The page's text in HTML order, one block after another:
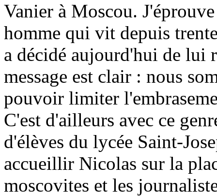
Vanier à Moscou.
homme qui vit depuis
a décidé aujourd'hui de lui
message est clair : nous
pouvoir limiter
C'est d'ailleurs avec ce
d'élèves du lycée Saint-
accueillir Nicolas sur la
moscovites et les